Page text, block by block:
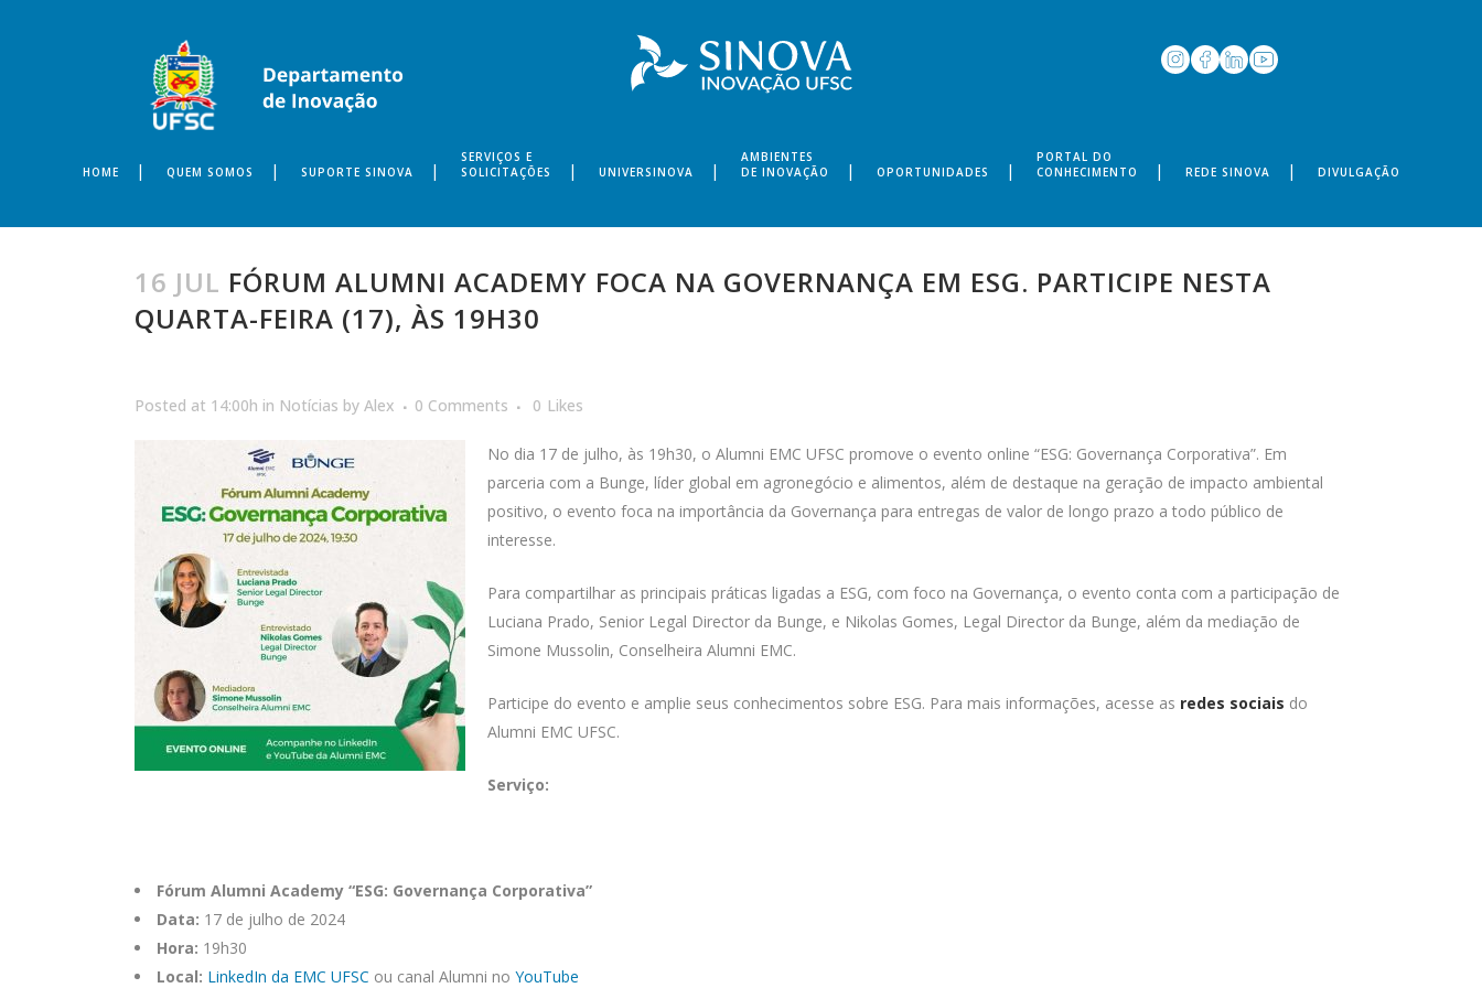
HOME QUEM SOMOS SUPORTE SINOVA
SERVIÇOS E
SOLICITAÇÕES
UNIVERSINOVA
AMBIENTES
DE INOVAÇÃO
OPORTUNIDADES
PORTAL DO
CONHECIMENTO
REDE SINOVA DIVULGAÇÃO
16 JUL FÓRUM ALUMNI ACADEMY FOCA NA GOVERNANÇA EM ESG. PARTICIPE NESTA
QUARTA-FEIRA (17), ÀS 19H30
Posted at 14:00h in Notícias by Alex 0 Comments 0 Likes
No dia 17 de julho, às 19h30, o Alumni EMC UFSC promove o evento online “ESG: Governança Corporativa”. Em
parceria com a Bunge, líder global em agronegócio e alimentos, além de destaque na geração de impacto ambiental
positivo, o evento foca na importância da Governança para entregas de valor de longo prazo a todo público de
interesse.
Para compartilhar as principais práticas ligadas a ESG, com foco na Governança, o evento conta com a participação de
Luciana Prado, Senior Legal Director da Bunge, e Nikolas Gomes, Legal Director da Bunge, além da mediação de
Simone Mussolin, Conselheira Alumni EMC.
Participe do evento e amplie seus conhecimentos sobre ESG. Para mais informações, acesse as redes sociais do
Alumni EMC UFSC.
Serviço:
Fórum Alumni Academy “ESG: Governança Corporativa”
Data: 17 de julho de 2024
Hora: 19h30
Local: LinkedIn da EMC UFSC ou canal Alumni no YouTube